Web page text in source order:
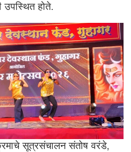
होते.
सूत्रसंचालन संतोष वरंडे,